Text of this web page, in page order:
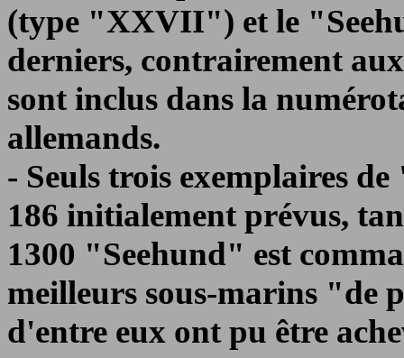
(type "XXVII") et le
derniers, contrairement
sont inclus dans la
allemands.
- Seuls trois exemplaires
186 initialement prévus,
1300 "Seehund" est
meilleurs sous-marins "de
d'entre eux ont pu être